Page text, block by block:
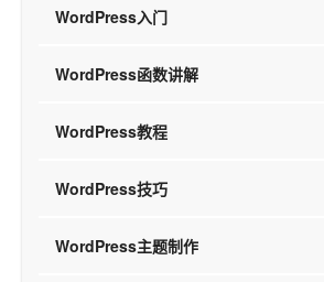
WordPress入门
WordPress函数讲解
WordPress教程
WordPress技巧
WordPress主题制作